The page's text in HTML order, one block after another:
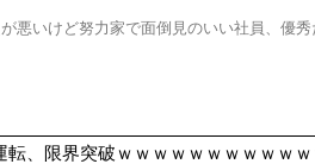
悪いけど努力家で面倒見のいい社員、優
転、限界突破ｗｗｗｗｗｗｗｗｗｗ